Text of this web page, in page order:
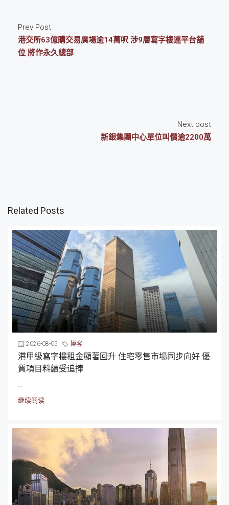
Prev Post
港交所63億購交易廣場逾14萬呎 涉9層寫字樓連平台舖
位 將作永久總部
Next post
新銀集團中心單位叫價逾2200萬
Related Posts
2026-08-05 博客
港甲級寫字樓租金顯著回升 住宅零售市場同步向好 優
質項目料續受追捧
继续阅读